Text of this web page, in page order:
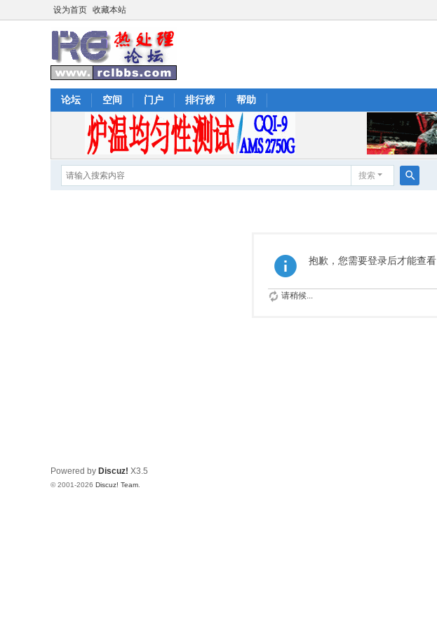
设为首页 收藏本站
论坛 空间 门户 排行榜 帮助
搜索
抱歉，您需要登录后才能查看
请稍候...
Powered by Discuz! X3.5
© 2001-2026 Discuz! Team